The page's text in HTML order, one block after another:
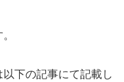
下の記事にて記載し